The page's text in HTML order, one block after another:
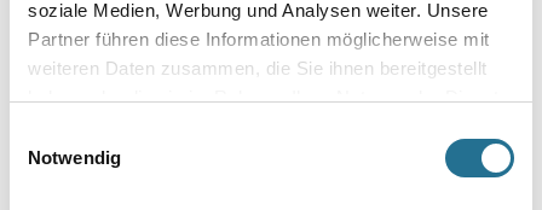
soziale Medien, Werbung und Analysen weiter. Unsere
Partner führen diese Informationen möglicherweise mit
weiteren Daten zusammen, die Sie ihnen bereitgestellt
haben oder die sie im Rahmen Ihrer Nutzung der Dienste
Notwendig